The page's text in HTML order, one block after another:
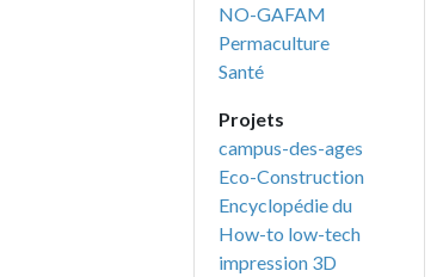
NO-GAFAM
Permaculture
campus-des-ages
Eco-Construction
Encyclopédie du
How-to low-tech
impression 3D